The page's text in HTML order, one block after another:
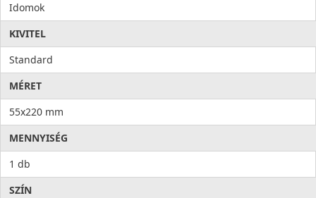
Idomok
KIVITEL
Standard
MÉRET
55x220 mm
MENNYISÉG
1 db
SZÍN